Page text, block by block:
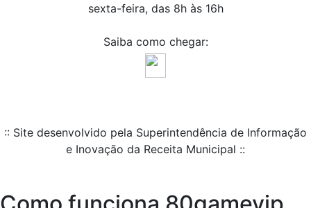
sexta-feira, das 8h às 16h
Saiba como chegar:
:: Site desenvolvido pela Superintendência de Informação
e Inovação da Receita Municipal ::